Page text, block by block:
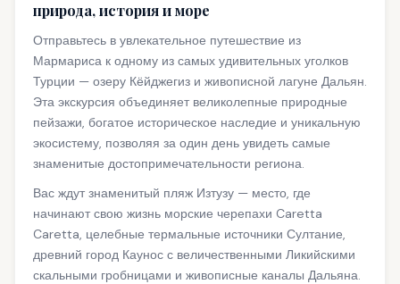
природа, история и море
Отправьтесь в увлекательное путешествие из
Мармариса к одному из самых удивительных уголков
Турции — озеру Кёйджегиз и живописной лагуне Дальян.
Эта экскурсия объединяет великолепные природные
пейзажи, богатое историческое наследие и уникальную
экосистему, позволяя за один день увидеть самые
знаменитые достопримечательности региона.
Вас ждут знаменитый пляж Изтузу — место, где
начинают свою жизнь морские черепахи Caretta
Caretta, целебные термальные источники Султание,
древний город Каунос с величественными Ликийскими
скальными гробницами и живописные каналы Дальяна.